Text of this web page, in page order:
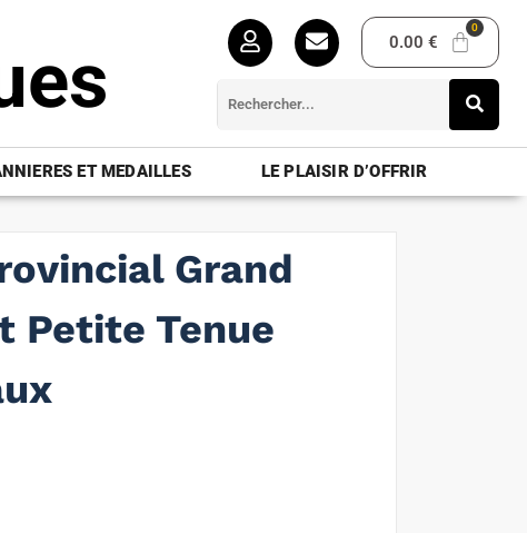
0.00€
ET MEDAILLES LE PLAISIR D’OFFRIR
Grand
Petite Tenue